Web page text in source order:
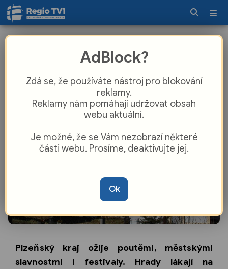
Plzeňský kraj ožije poutěmi, městskými
slavnostmi i festivaly. Hrady lákají na
AdBlock?
Zdá se, že používáte nástroj pro blokování
reklamy.
Reklamy nám pomáhají udržovat obsah
webu aktuální.
Je možné, že se Vám nezobrazí některé
části webu. Prosíme, deaktivujte jej.
Ok